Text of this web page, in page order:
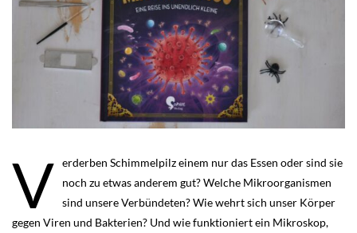
V erderben Schimmelpilz einem nur das Essen oder sind sie
noch zu etwas anderem gut? Welche Mikroorganismen
sind unsere Verbündeten? Wie wehrt sich unser Körper
gegen Viren und Bakterien? Und wie funktioniert ein Mikroskop,